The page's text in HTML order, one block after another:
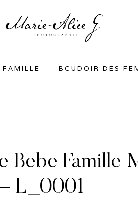
FAMILLE BOUDOIR DES
Famille
L_0001